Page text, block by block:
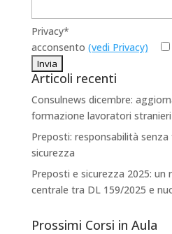
Privacy*
acconsento (vedi Privacy)
Articoli recenti
Consulnews dicembre:
formazione lavoratori
Preposti: responsabilità
sicurezza
Preposti e sicurezza 2025: un
centrale tra DL 159/2025 e
Prossimi Corsi in Aula